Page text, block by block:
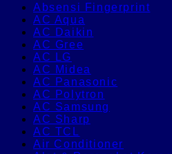
Absensi Fingerprint
AC Aqua
AC Daikin
AC Gree
AC LG
AC Midea
AC Panasonic
AC Polytron
AC Samsung
AC Sharp
AC TCL
Air Conditioner